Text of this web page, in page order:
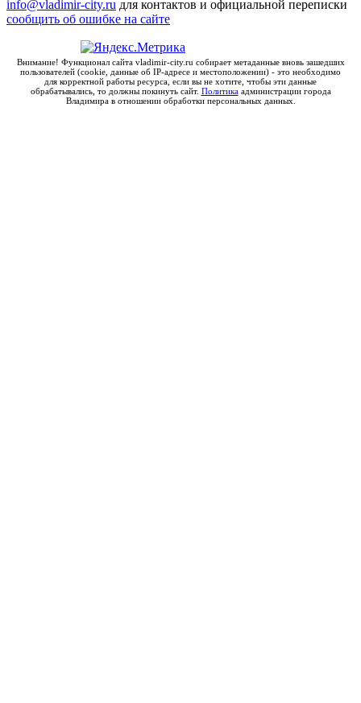
info@vladimir-city.ru для контактов и официальной переписки
сообщить об ошибке на сайте
Внимание! Функционал сайта vladimir-city.ru собирает метаданные вновь зашедших
пользователей (cookie, данные об IP-адресе и местоположении) - это необходимо
для корректной работы ресурса, если вы не хотите, чтобы эти данные
обрабатывались, то должны покинуть сайт. Политикаадминистрации города
Владимира в отношении обработки персональных данных.